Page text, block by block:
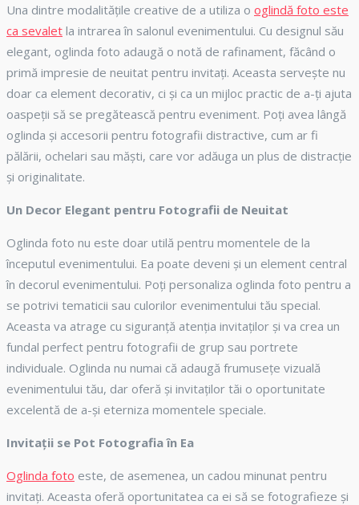
Una dintre modalitățile creative de a utiliza o oglindă foto este
ca sevalet la intrarea în salonul evenimentului. Cu designul său
elegant, oglinda foto adaugă o notă de rafinament, făcând o
primă impresie de neuitat pentru invitați. Aceasta servește nu
doar ca element decorativ, ci și ca un mijloc practic de a-ți ajuta
oaspeții să se pregătească pentru eveniment. Poți avea lângă
oglinda și accesorii pentru fotografii distractive, cum ar fi
pălării, ochelari sau măști, care vor adăuga un plus de distracție
și originalitate.
Un Decor Elegant pentru Fotografii de Neuitat
Oglinda foto nu este doar utilă pentru momentele de la
începutul evenimentului. Ea poate deveni și un element central
în decorul evenimentului. Poți personaliza oglinda foto pentru a
se potrivi tematicii sau culorilor evenimentului tău special.
Aceasta va atrage cu siguranță atenția invitaților și va crea un
fundal perfect pentru fotografii de grup sau portrete
individuale. Oglinda nu numai că adaugă frumusețe vizuală
evenimentului tău, dar oferă și invitaților tăi o oportunitate
excelentă de a-și eterniza momentele speciale.
Invitații se Pot Fotografia în Ea
Oglinda foto este, de asemenea, un cadou minunat pentru
invitați. Aceasta oferă oportunitatea ca ei să se fotografieze și